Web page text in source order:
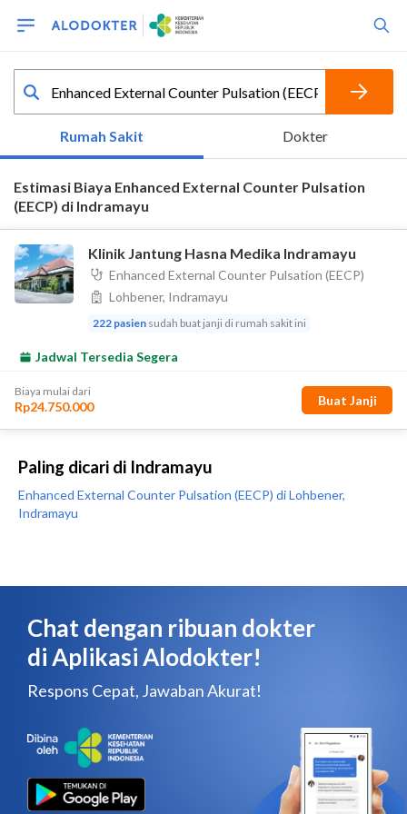
Paling dicari di Indramayu
Enhanced External Counter Pulsation (EECP) di Lohbener,
Indramayu